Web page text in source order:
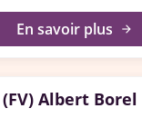
En savoir plus arrow_forward
Albert Borel